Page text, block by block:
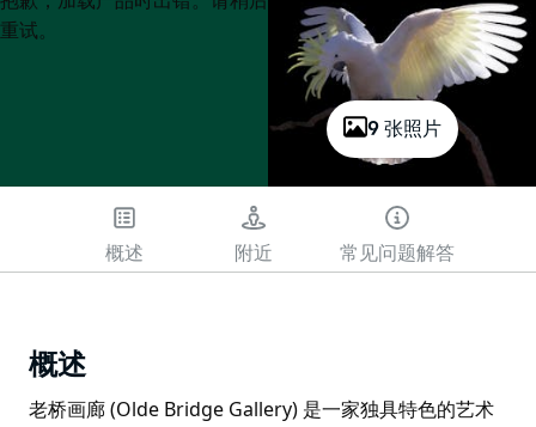
9 张照片
List
List
重试。
概述 附近 常见问题解答
概述
老桥画廊 (Olde Bridge Gallery) 是一家独具特色的艺术